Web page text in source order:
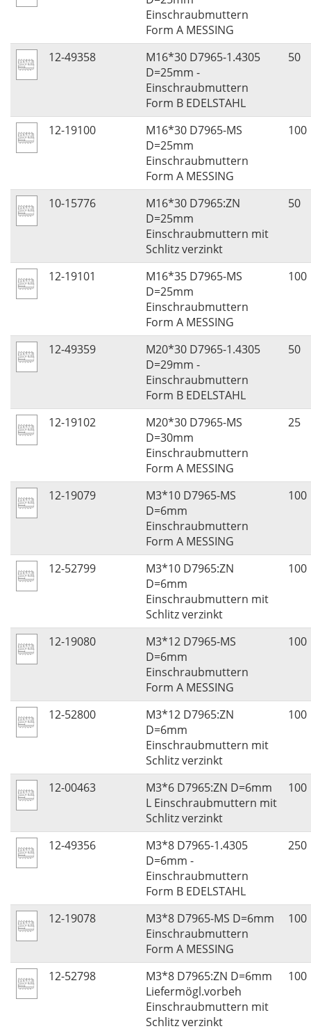
Einschraubmuttern
Form A MESSING
12-49358
M16*30 D7965-1.4305
D=25mm -
Einschraubmuttern
Form B EDELSTAHL
50
12-19100
M16*30 D7965-MS
D=25mm
Einschraubmuttern
Form A MESSING
100
10-15776
M16*30 D7965:ZN
D=25mm
Einschraubmuttern mit
Schlitz verzinkt
50
12-19101
M16*35 D7965-MS
D=25mm
Einschraubmuttern
Form A MESSING
100
12-49359
M20*30 D7965-1.4305
D=29mm -
Einschraubmuttern
Form B EDELSTAHL
50
12-19102
M20*30 D7965-MS
D=30mm
Einschraubmuttern
Form A MESSING
25
12-19079
M3*10 D7965-MS
D=6mm
Einschraubmuttern
Form A MESSING
100
12-52799
M3*10 D7965:ZN
D=6mm
Einschraubmuttern mit
Schlitz verzinkt
100
12-19080
M3*12 D7965-MS
D=6mm
Einschraubmuttern
Form A MESSING
100
12-52800
M3*12 D7965:ZN
D=6mm
Einschraubmuttern mit
Schlitz verzinkt
100
12-00463
M3*6 D7965:ZN D=6mm
L Einschraubmuttern mit
Schlitz verzinkt
100
12-49356
M3*8 D7965-1.4305
D=6mm -
Einschraubmuttern
Form B EDELSTAHL
250
12-19078
M3*8 D7965-MS D=6mm
Einschraubmuttern
Form A MESSING
100
12-52798
M3*8 D7965:ZN D=6mm
Liefermögl.vorbeh
Einschraubmuttern mit
Schlitz verzinkt
100